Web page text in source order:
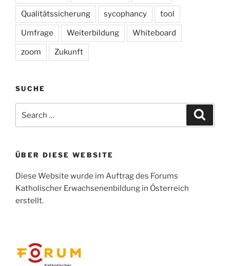
Qualitätssicherung sycophancy tool
Umfrage Weiterbildung Whiteboard
zoom Zukunft
SUCHE
for:
ÜBER DIESE WEBSITE
Diese Website wurde im Auftrag des Forums
Katholischer Erwachsenenbildung in Österreich
erstellt.